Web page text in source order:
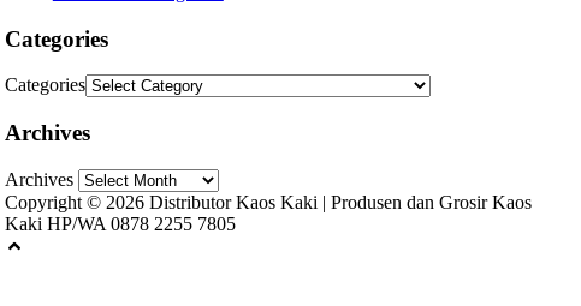
Categories
Categories
Archives
Archives
Copyright © 2026 Distributor Kaos Kaki | Produsen dan Grosir Kaos
Kaki HP/WA 0878 2255 7805